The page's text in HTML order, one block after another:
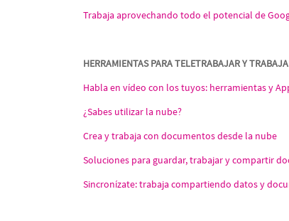
Trabaja aprovechando todo el potencial de
HERRAMIENTAS PARA TELETRABAJAR Y
Habla en vídeo con los tuyos: herramientas y
¿Sabes utilizar la nube?
Crea y trabaja con documentos desde la nube
Soluciones para guardar, trabajar y compartir
Sincronízate: trabaja compartiendo datos y